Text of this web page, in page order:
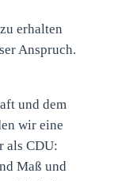
erhalten
Anspruch.
und dem
wir eine
als CDU:
Maß und